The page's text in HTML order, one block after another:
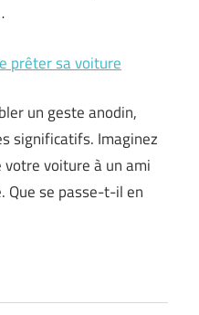
prêter sa voiture
un geste anodin,
significatifs. Imaginez
votre voiture à un ami
Que se passe-t-il en